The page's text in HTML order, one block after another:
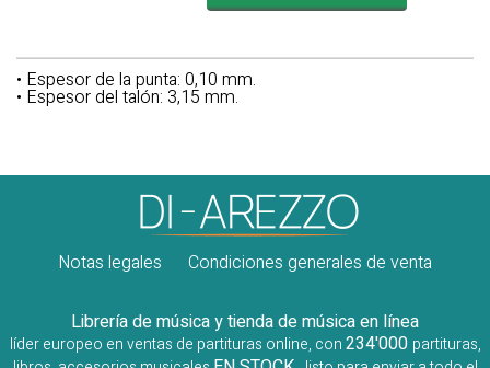
• Espesor de la punta: 0,10 mm.
• Espesor del talón: 3,15 mm.
Notas legales Condiciones generales de venta
Librería de música y tienda de música en línea
líder europeo en ventas de partituras online, con234'000 partituras,